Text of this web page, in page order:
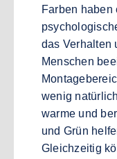
Farben haben
das Verhalten
Menschen
wenig
warme und
und Grün
Gleichzeitig